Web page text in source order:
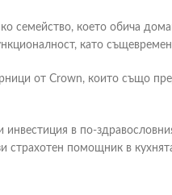
семейство, което обича
като
от Crown, които също
в по-
страхотен помощник в